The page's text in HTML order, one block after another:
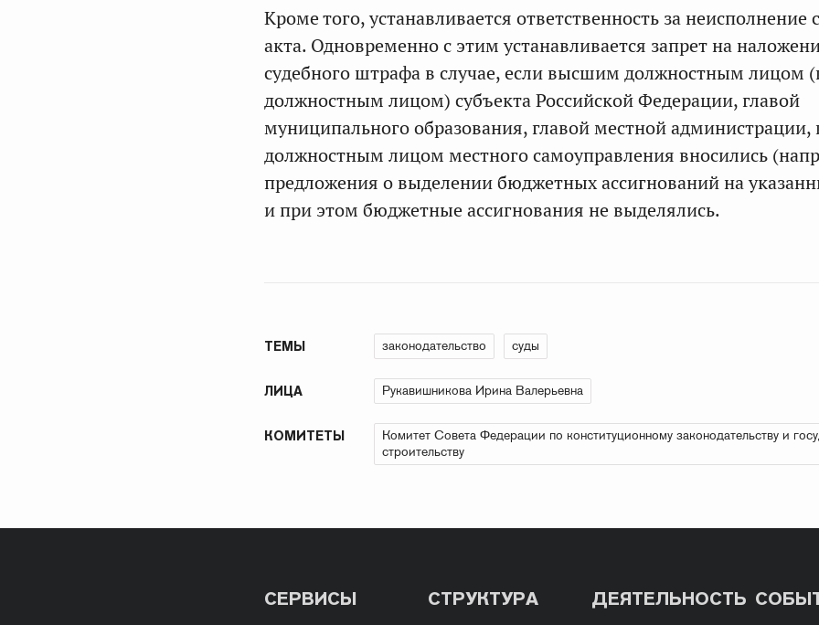
Кроме того, устанавливается ответственность за неисполнение
акта. Одновременно с этим устанавливается запрет на
судебного штрафа в случае, если высшим должностным лицом
должностным лицом) субъекта Российской Федерации, главой
муниципального образования, главой местной
должностным лицом местного самоуправления вносились
предложения о выделении бюджетных ассигнований на
и при этом бюджетные ассигнования не выделялись.
ТЕМЫ законодательство суды
ЛИЦА Рукавишникова Ирина Валерьевна
КОМИТЕТЫ
Комитет Совета Федерации по конституционному законодательству и
строительству
СЕРВИСЫ СТРУКТУРА ДЕЯТЕЛЬНОСТЬ